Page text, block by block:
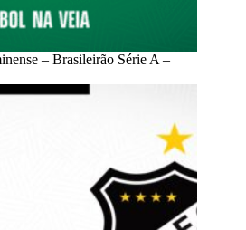
– Brasileirão Série A –